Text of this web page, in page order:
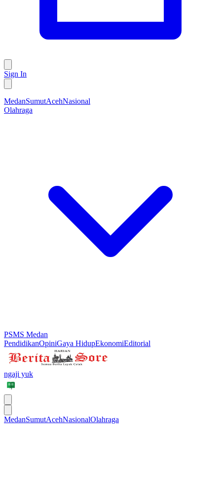
Sign In
MedanSumutAcehNasional
Olahraga
PSMS Medan
PendidikanOpiniGaya HidupEkonomiEditorial
ngaji yuk
MedanSumutAcehNasionalOlahraga